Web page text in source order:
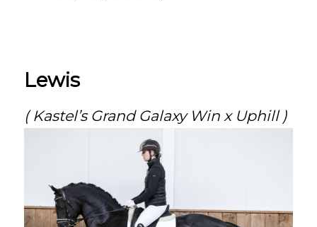
Lewis
( Kastel’s Grand Galaxy Win x Uphill )